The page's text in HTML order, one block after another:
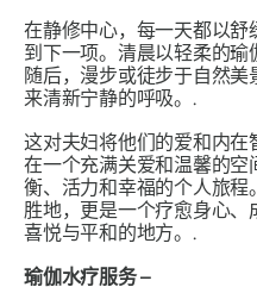
在静修中心，每一天都以
到下一项。清晨以轻柔的瑜
随后，漫步或徒步于自然
来清新宁静的呼吸。.
这对夫妇将他们的爱和内在
在一个充满关爱和温馨的
衡、活力和幸福的个人旅
胜地，更是一个疗愈身心
喜悦与平和的地方。.
瑜伽水疗服务 –